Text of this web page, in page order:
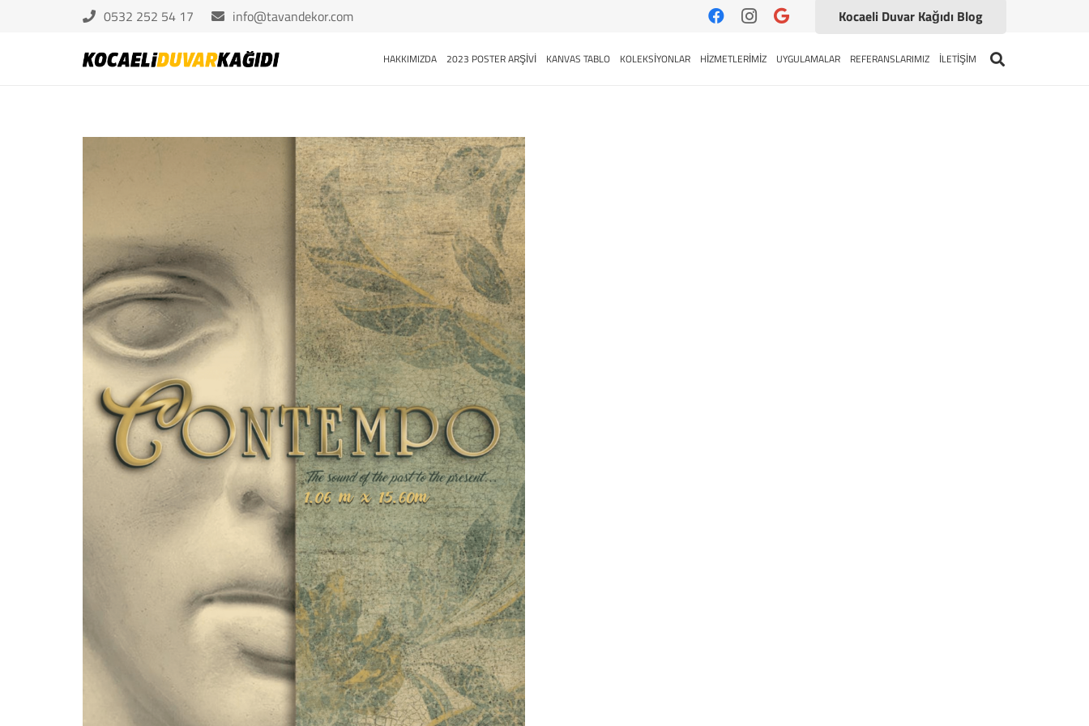
0532 252 54 17 info@tavandekor.com Kocaeli Duvar Kağıdı Blog
HAKKIMIZDA 2023 POSTER ARŞİVİ KANVAS TABLO KOLEKSİYONLAR HİZMETLERİMİZ UYGULAMALAR REFERANSLARIMIZ İLETİŞİM